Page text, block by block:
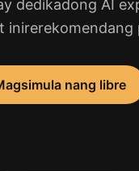
dedikadong AI
inirerekomendang
nang libre